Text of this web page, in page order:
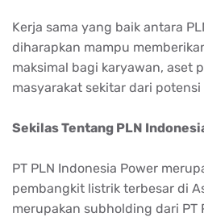
Kerja sama yang baik antara
diharapkan mampu
maksimal bagi karyawan, aset
masyarakat sekitar dari
Sekilas Tentang PLN
PT PLN Indonesia Power
pembangkit listrik terbesar di
merupakan subholding dari PT